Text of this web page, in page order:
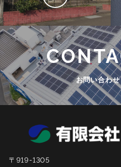
お問い合わせ
〒919-1305